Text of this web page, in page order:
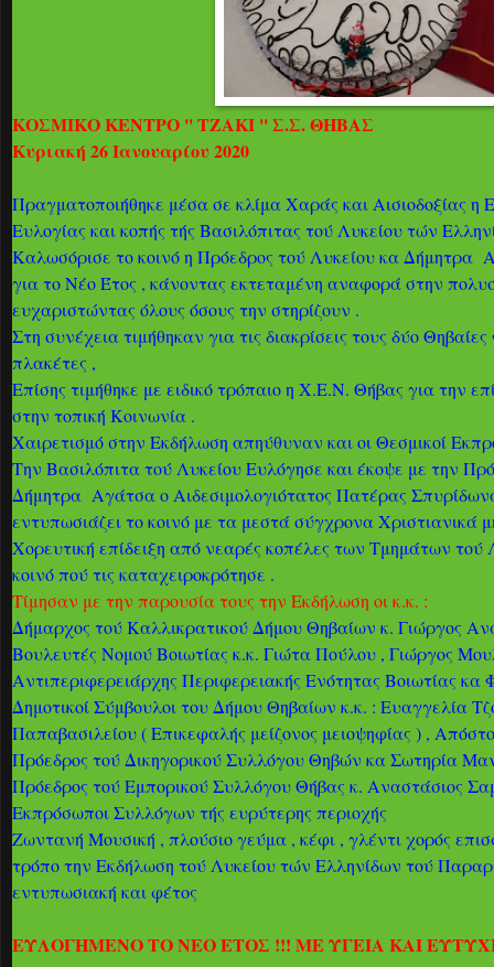
ΚΟΣΜΙΚΟ ΚΕΝΤΡΟ '' ΤΖΑΚΙ '' Σ.Σ. ΘΗΒΑΣ
Κυριακή 26 Ιανουαρίου 2020
Πραγματοποιήθηκε μέσα σε κλίμα Χαράς και Αισιοδοξίας η
Ευλογίας και κοπής τής Βασιλόπιτας τού Λυκείου τών
Καλωσόρισε το κοινό η Πρόεδρος τού Λυκείου κα Δήμητρα
για το Νέο Έτος , κάνοντας εκτεταμένη αναφορά στην
ευχαριστώντας όλους όσους την στηρίζουν .
Στη συνέχεια τιμήθηκαν για τις διακρίσεις τους δύο
πλακέτες ,
Επίσης τιμήθηκε με ειδικό τρόπαιο η Χ.Ε.Ν. Θήβας για την
στην τοπική Κοινωνία .
Χαιρετισμό στην Εκδήλωση απηύθυναν και οι Θεσμικοί
Την Βασιλόπιτα τού Λυκείου Ευλόγησε και έκοψε με την
Δήμητρα Αγάτσα ο Αιδεσιμολογιότατος Πατέρας
εντυπωσιάζει το κοινό με τα μεστά σύγχρονα Χριστιανικά
Χορευτική επίδειξη από νεαρές κοπέλες των Τμημάτων τού
κοινό πού τις καταχειροκρότησε .
Τίμησαν με την παρουσία τους την Εκδήλωση οι κ.κ. :
Δήμαρχος τού Καλλικρατικού Δήμου Θηβαίων κ. Γιώργος
Βουλευτές Νομού Βοιωτίας κ.κ. Γιώτα Πούλου , Γιώργος
Αντιπεριφερειάρχης Περιφερειακής Ενότητας Βοιωτίας
Δημοτικοί Σύμβουλοι του Δήμου Θηβαίων κ.κ. : Ευαγγελία
Παπαβασιλείου ( Επικεφαλής μείζονος μειοψηφίας ) ,
Πρόεδρος τού Δικηγορικού Συλλόγου Θηβών κα Σωτηρία
Πρόεδρος τού Εμπορικού Συλλόγου Θήβας κ. Αναστάσιος
Εκπρόσωποι Συλλόγων τής ευρύτερης περιοχής
Ζωντανή Μουσική , πλούσιο γεύμα , κέφι , γλέντι χορός
τρόπο την Εκδήλωση τού Λυκείου τών Ελληνίδων τού
εντυπωσιακή και φέτος
ΕΥΛΟΓΗΜΕΝΟ ΤΟ ΝΕΟ ΕΤΟΣ !!! ΜΕ ΥΓΕΙΑ ΚΑΙ